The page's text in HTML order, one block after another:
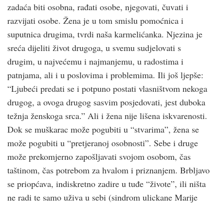
zadaća biti osobna, rađati osobe, njegovati, čuvati i
razvijati osobe. Žena je u tom smislu pomoćnica i
suputnica drugima, tvrdi naša karmelićanka. Njezina je
sreća dijeliti život drugoga, u svemu sudjelovati s
drugim, u najvećemu i najmanjemu, u radostima i
patnjama, ali i u poslovima i problemima. Ili još ljepše:
“Ljubeći predati se i potpuno postati vlasništvom nekoga
drugog, a ovoga drugog sasvim posjedovati, jest duboka
težnja ženskoga srca.” Ali i žena nije lišena iskvarenosti.
Dok se muškarac može pogubiti u “stvarima”, žena se
može pogubiti u “pretjeranoj osobnosti”. Sebe i druge
može prekomjerno zapošljavati svojom osobom, čas
taštinom, čas potrebom za hvalom i priznanjem. Brbljavo
se priopćava, indiskretno zadire u tuđe “živote”, ili ništa
ne radi te samo uživa u sebi (sindrom ulickane Marije